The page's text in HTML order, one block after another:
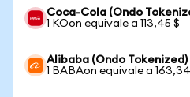
Coca-Cola (Ondo
1 KOon equivale a 113,45 $
Alibaba (Ondo
1 BABAon equivale a